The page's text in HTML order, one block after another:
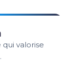
valorise